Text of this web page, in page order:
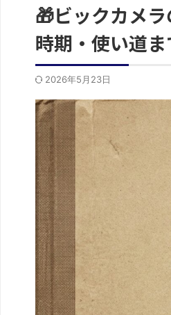
🎁ビックカメ
時期・使い道ま
2026年5月23日